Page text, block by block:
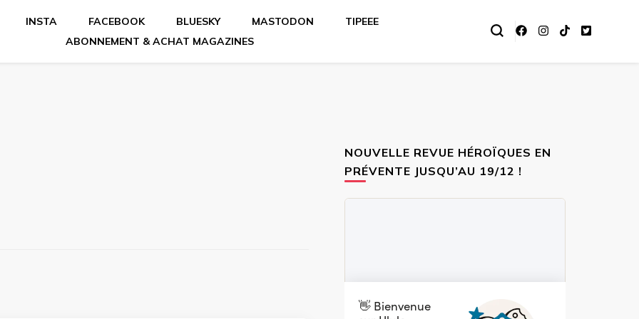
INSTA FACEBOOK BLUESKY MASTODON
TIPEEE
ABONNEMENT & ACHAT MAGAZINES
NOUVELLE REVUE HÉROÏQUES EN
PRÉVENTE JUSQU’AU 19/12 !